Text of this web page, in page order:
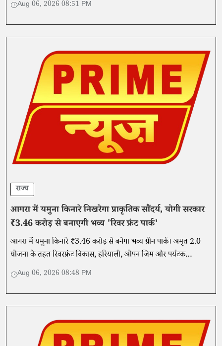
Aug 06, 2026 08:51 PM
राज्य
आगरा में यमुना किनारे निखरेगा प्राकृतिक सौंदर्य, योगी सरकार
₹3.46 करोड़ से बनाएगी भव्य 'रिवर फ्रंट पार्क'
आगरा में यमुना किनारे ₹3.46 करोड़ से बनेगा भव्य ग्रीन पार्क। अमृत 2.0
योजना के तहत रिवरफ्रंट विकास, हरियाली, ओपन जिम और पर्यटक
सुविधाओं से बदलेगी ताजनगरी की तस्वीर।
Aug 06, 2026 08:48 PM